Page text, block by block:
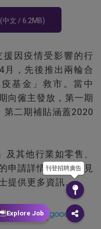
(中文 / 6.2MB)
因疫情受影響的行
月，先後推出兩輪合
基金」救市。當中
向僱主發放，第一期
二期補貼涵蓋2020
其他行業如零售、
申請詳情，加入常見
提供更多資訊。
刊登招聘廣告
Explore Job